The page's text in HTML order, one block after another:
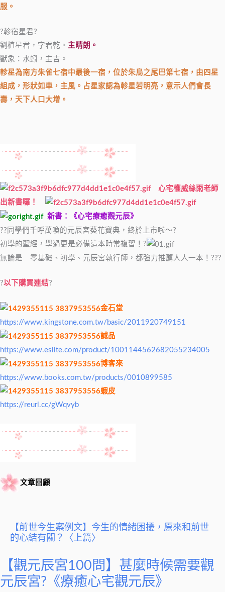
服。
?軫宿星君?
劉植星君，字君乾。 主晴朗。
獸象：水蚓，主吉。
軫星為南方朱雀七宿中最後一宿，位於朱鳥之尾巴第七宿，由四星
組成，形狀如車，主風。占星家認為軫星若明亮，意示人們會長
壽，天下人口大增。
心宅權威絲雨老師
出新書囉！
新書：《心宅療癒觀元辰》
??同學們千呼萬喚的元辰宮葵花寶典，終於上市啦～?
初學的聖經，學過更是必備這本時常複習！?
無論是 零基礎、初學、元辰宮執行師，都強力推薦人人一本！???
?以下購買連結?
金石堂
https://www.kingstone.com.tw/basic/2011920749151
誠品
https://www.eslite.com/product/1001144562682055234005
博客來
https://www.books.com.tw/products/0010899585
蝦皮
https://reurl.cc/gWqvyb
文章回顧
【前世今生案例文】今生的情緒困擾，原來和前世
的心結有關？〈上篇〉
【觀元辰宮100問】甚麼時候需要觀
元辰宮?《療癒心宅觀元辰》